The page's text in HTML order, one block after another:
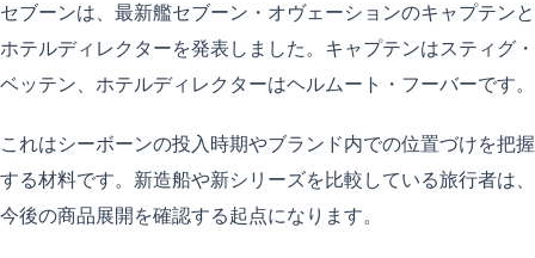
セブーンは、最新艦セブーン・オヴェーションのキャプテンと
ホテルディレクターを発表しました。キャプテンはスティグ・
ベッテン、ホテルディレクターはヘルムート・フーバーです。
これはシーボーンの投入時期やブランド内での位置づけを把握
する材料です。新造船や新シリーズを比較している旅行者は、
今後の商品展開を確認する起点になります。